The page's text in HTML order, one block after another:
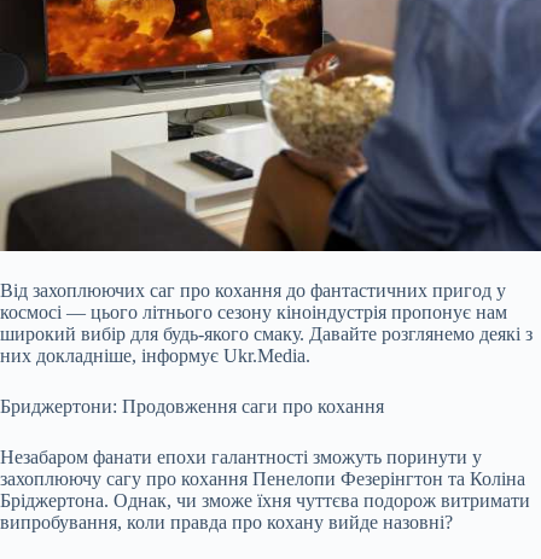
Від захоплюючих саг про кохання до фантастичних пригод у
космосі — цього літнього сезону кіноіндустрія пропонує нам
широкий вибір для будь-якого смаку. Давайте розглянемо деякі з
них докладніше, інформує Ukr.Media.
Бриджертони: Продовження саги про кохання
Незабаром фанати епохи галантності зможуть поринути у
захоплюючу сагу про кохання Пенелопи Фезерінгтон та Коліна
Бріджертона. Однак, чи зможе їхня чуттєва подорож витримати
випробування, коли правда про кохану вийде назовні?